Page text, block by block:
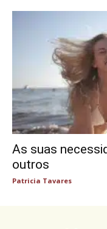
As suas
outros
Patricia Tavares